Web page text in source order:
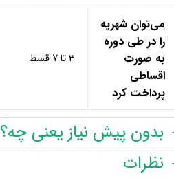
می‌توان شهریه
را در طی دوره‌
به صورت
اقساطی
پرداخت کرد
3 تا 7 قسط
بدون پیش نیاز یعنی چه؟
نظرات